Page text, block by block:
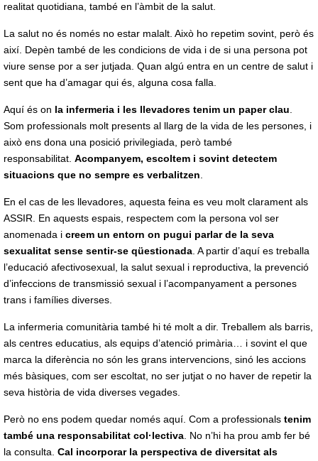
realitat quotidiana, també en l’àmbit de la salut.
La salut no és només no estar malalt. Això ho repetim sovint, però és
així. Depèn també de les condicions de vida i de si una persona pot
viure sense por a ser jutjada. Quan algú entra en un centre de salut i
sent que ha d’amagar qui és, alguna cosa falla.
Aquí és on la infermeria i les llevadores tenim un paper clau.
Som professionals molt presents al llarg de la vida de les persones, i
això ens dona una posició privilegiada, però també
responsabilitat. Acompanyem, escoltem i sovint detectem
situacions que no sempre es verbalitzen.
En el cas de les llevadores, aquesta feina es veu molt clarament als
ASSIR. En aquests espais, respectem com la persona vol ser
anomenada i creem un entorn on pugui parlar de la seva
sexualitat sense sentir-se qüestionada. A partir d’aquí es treballa
l’educació afectivosexual, la salut sexual i reproductiva, la prevenció
d’infeccions de transmissió sexual i l’acompanyament a persones
trans i famílies diverses.
La infermeria comunitària també hi té molt a dir. Treballem als barris,
als centres educatius, als equips d’atenció primària… i sovint el que
marca la diferència no són les grans intervencions, sinó les accions
més bàsiques, com ser escoltat, no ser jutjat o no haver de repetir la
seva història de vida diverses vegades.
Però no ens podem quedar només aquí. Com a professionals tenim
també una responsabilitat col·lectiva. No n’hi ha prou amb fer bé
la consulta. Cal incorporar la perspectiva de diversitat als